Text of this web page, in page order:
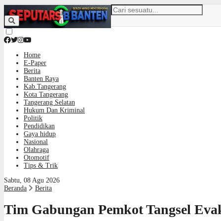
Home
E-Paper
Berita
Banten Raya
Kab.Tangerang
Kota Tangerang
Tangerang Selatan
Hukum Dan Kriminal
Politik
Pendidikan
Gaya hidup
Nasional
Olahraga
Otomotif
Tips & Trik
Sabtu, 08 Agu 2026
Beranda
Berita
Tim Gabungan Pemkot Tangsel